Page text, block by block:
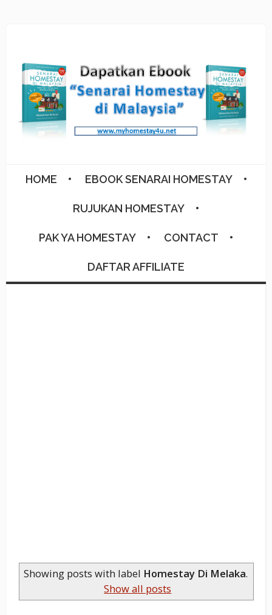
HOME EBOOK SENARAI HOMESTAY
RUJUKAN HOMESTAY
PAK YA HOMESTAY CONTACT
DAFTAR AFFILIATE
Showing posts with label Homestay Di Melaka.
Show all posts